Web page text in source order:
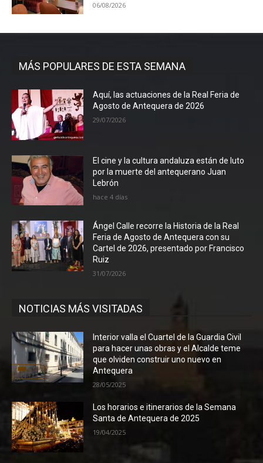
06/08/2026
MÁS POPULARES DE ESTA SEMANA
Aquí, las actuaciones de la Real Feria de
Agosto de Antequera de 2026
29/07/2026
El cine y la cultura andaluza están de luto
por la muerte del antequerano Juan
Lebrón
hace 4 días
Ángel Calle recorre la Historia de la Real
Feria de Agosto de Antequera con su
Cartel de 2026, presentado por Francisco
Ruiz
31/07/2026
NOTICIAS MÁS VISITADAS
Interior valla el Cuartel de la Guardia Civil
para hacer unas obras y el Alcalde teme
que olviden construir uno nuevo en
Antequera
28/05/2025
Los horarios e itinerarios de la Semana
Santa de Antequera de 2025
19/04/2025